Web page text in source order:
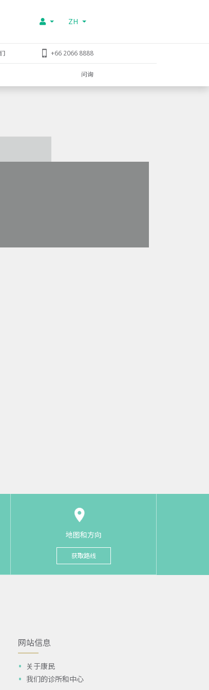
ZH
+66 2066 8888
问询
地图和方向
获取路线
网站信息
关于康民
我们的诊所和中心